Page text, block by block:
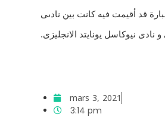
قد أقيمت فيه كانت بين نادىى
نادى نيوكاسل يونايتد الانجليزى.
mars 3, 2021
3:14 pm